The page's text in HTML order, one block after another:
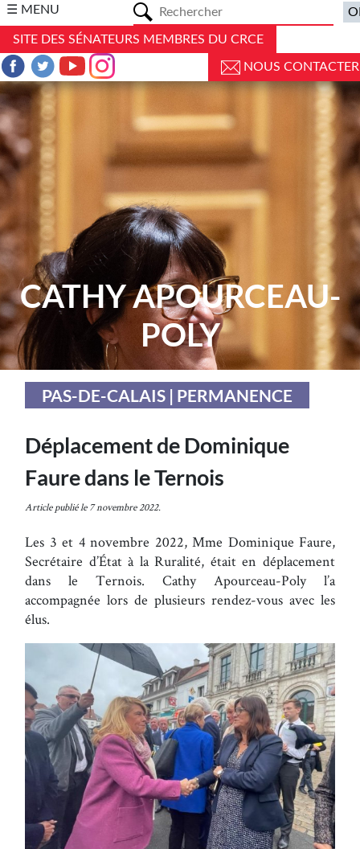
☰ MENU
SITE DES SÉNATEURS MEMBRES DU CRCE
NOUS CONTACTER
CATHY APOURCEAU-
POLY
PAS-DE-CALAIS | PERMANENCE
Déplacement de Dominique
Faure dans le Ternois
Article publié le 7 novembre 2022.
Les 3 et 4 novembre 2022, Mme Dominique Faure,
Secrétaire d’État à la Ruralité, était en déplacement
dans le Ternois. Cathy Apourceau-Poly l’a
accompagnée lors de plusieurs rendez-vous avec les
élus.